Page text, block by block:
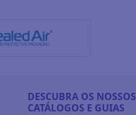
DESCUBRA OS NOSSOS
CATÁLOGOS E GUIAS